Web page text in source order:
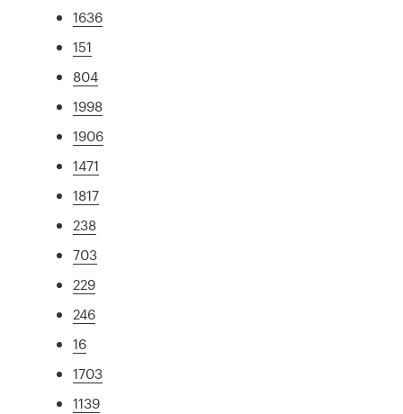
1636
151
804
1998
1906
1471
1817
238
703
229
246
16
1703
1139